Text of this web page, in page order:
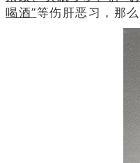
喝酒”等伤肝恶习，那